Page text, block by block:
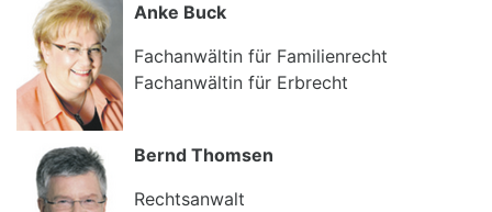
Anke Buck
Fachanwältin für Familienrecht
Fachanwältin für Erbrecht
Bernd Thomsen
Rechtsanwalt